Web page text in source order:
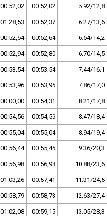
00:52,02 00:52,02 5.92/12,8
01:28,53 00:52,37 6.27/13,6
00:52,64 00:52,64 6.54/14,2
00:52,94 00:52,80 6.70/14,5
00:53,54 00:53,54 7.44/16,1
00:53,96 00:53,96 7.86/17,0
00:00,00 00:54,31 8.21/17,8
00:54,56 00:54,56 8.47/18,4
00:55,04 00:55,04 8.94/19,4
00:56,44 00:55,46 9.36/20,3
00:56,98 00:56,98 10.88/23,6
01:03,26 00:57,41 11.31/24,5
00:58,79 00:58,73 12.63/27,4
01:02,08 00:59,15 13.05/28,3